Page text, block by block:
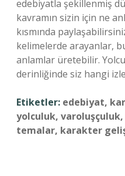
edebiyatla şekillenmiş
kavramın sizin için ne
kısmında
kelimelerde arayanlar,
anlamlar üretebilir.
derinliğinde siz hangi
Etiketler: edebiyat,
yolculuk,
temalar, karakter